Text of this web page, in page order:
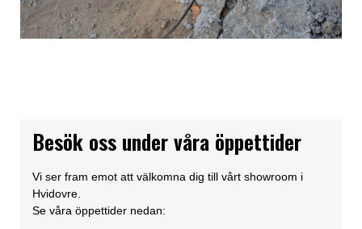
Besök oss under våra öppettider
Vi ser fram emot att välkomna dig till vårt showroom i
Hvidovre.
Se våra öppettider nedan: